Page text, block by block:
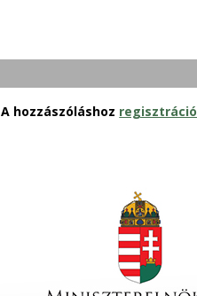
A hozzászóláshoz regisztráció